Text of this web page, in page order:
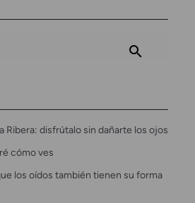
Ribera: disfrútalo sin dañarte los ojos
cómo ves
los oídos también tienen su forma